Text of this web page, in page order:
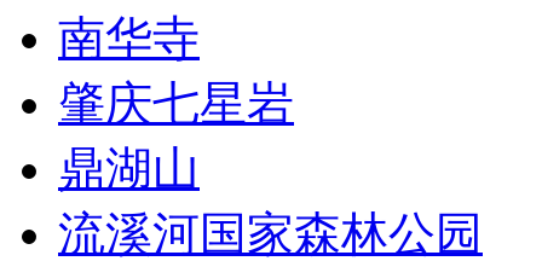
南华寺
肇庆七星岩
鼎湖山
流溪河国家森林公园